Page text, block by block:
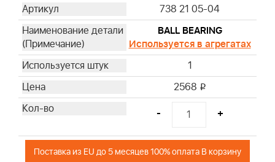
738 21 05-04
BALL BEARING
Используется в агрегатах
1
2568 i
- +
Поставка из EU до 5 месяцев 100% оплата В корзину